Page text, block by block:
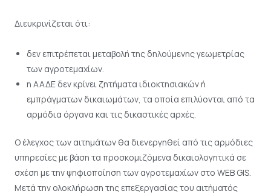
Διευκρινίζεται ότι:
δεν επιτρέπεται μεταβολή της δηλούμενης γεωμετρίας
των αγροτεμαχίων.
η ΑΑΔΕ δεν κρίνει ζητήματα ιδιοκτησιακών ή
εμπράγματων δικαιωμάτων, τα οποία επιλύονται από τα
αρμόδια όργανα και τις δικαστικές αρχές.
Ο έλεγχος των αιτημάτων θα διενεργηθεί από τις αρμόδιες
υπηρεσίες με βάση τα προσκομιζόμενα δικαιολογητικά σε
σχέση με την ψηφιοποίηση των αγροτεμαχίων στο WEB GIS.
Μετά την ολοκλήρωση της επεξεργασίας του αιτήματός